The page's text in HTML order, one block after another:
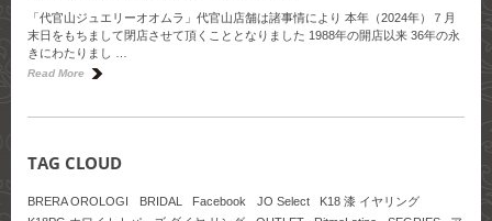
「代官山ジュエリーオオムラ」代官山店舗は諸事情により 本年（2024年）７月
末日をもちまして閉店させて頂くこととなりました 1988年の開店以来 36年の永
きにわたりまし …
Read More
TAG CLOUD
BRERA OROLOGI BRIDAL Facebook JO Select
K18 漆 イヤリング